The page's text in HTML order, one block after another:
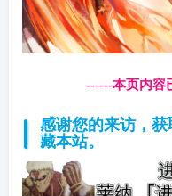
------本页内容
感谢您的来访，
藏本站。